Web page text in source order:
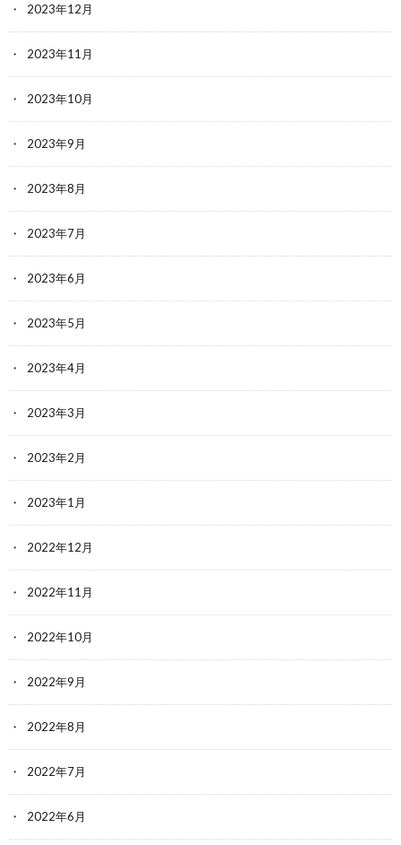
2023年12月
2023年11月
2023年10月
2023年9月
2023年8月
2023年7月
2023年6月
2023年5月
2023年4月
2023年3月
2023年2月
2023年1月
2022年12月
2022年11月
2022年10月
2022年9月
2022年8月
2022年7月
2022年6月